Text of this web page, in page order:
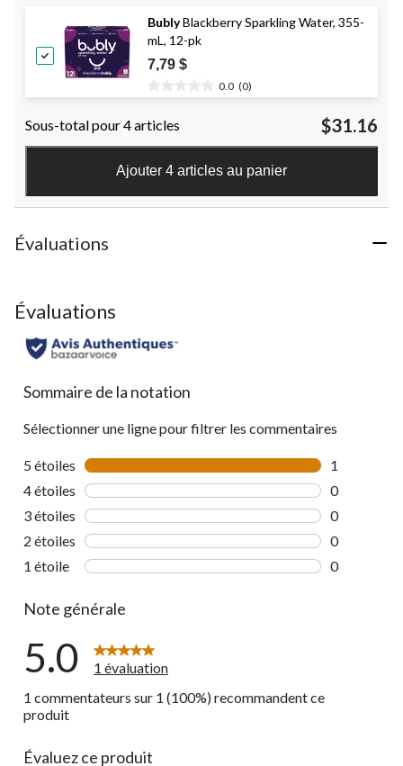
5.
1
évaluation
BublyBlackberry Sparkling Water, 355-
mL, 12-pk
7,79 $
0.0 (0)
sur
5.
Sous-total pour 4 articles $31.16
Ajouter 4 articles au panier
Évaluations
Évaluations
Sommaire de la notation
Sélectionner une ligne pour filtrer les commentaires
5 étoiles étoiles
1
1
4 étoiles étoiles
0
0
3 étoiles étoiles
0
0
2 étoiles étoiles
0
0
1 étoile étoiles
0
Note générale
5.0
1 évaluation
1 commentateurs sur 1 (100%) recommandent ce
produit
Évaluez ce produit